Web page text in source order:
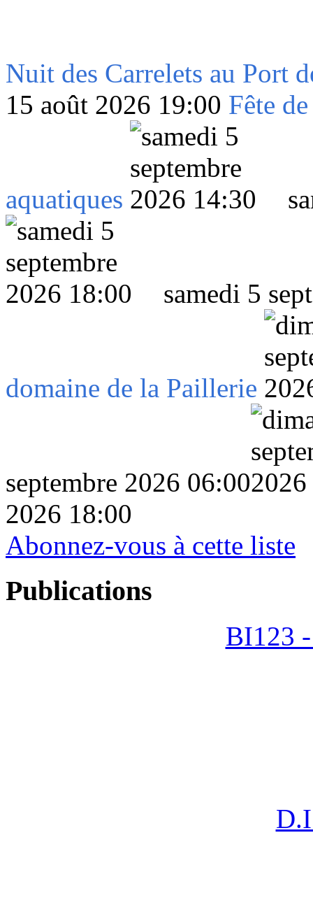
Nuit des Carrelets au Port
15 août 2026 19:00 Fête
aquatiques
samedi 5
domaine de la Paillerie
septembre 2026 06:00
2026 18:00
Abonnez-vous à cette liste
Publications
BI123